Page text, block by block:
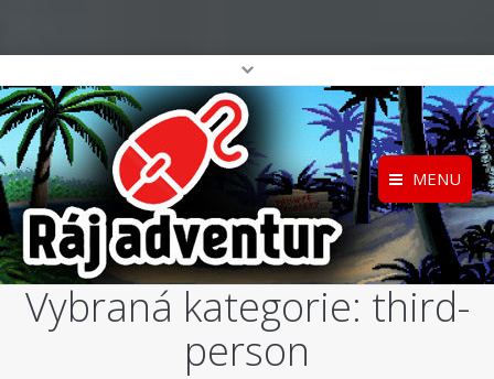
MENU
Registrace Home
O projektu
Katalog her
Vybraná kategorie: third-
person